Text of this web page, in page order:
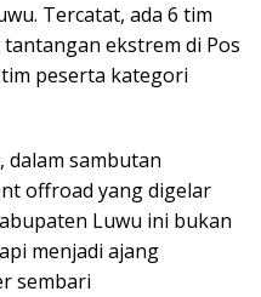
Tercatat, ada 6 tim
ekstrem di Pos
peserta kategori
dalam sambutan
offroad yang digelar
Luwu ini bukan
menjadi ajang
sembari